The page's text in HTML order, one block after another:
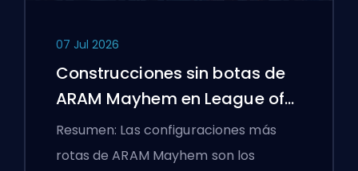
07 Jul 2026
Construcciones sin botas de
ARAM Mayhem en League of
Legends
Resumen: Las configuraciones más
rotas de ARAM Mayhem son los